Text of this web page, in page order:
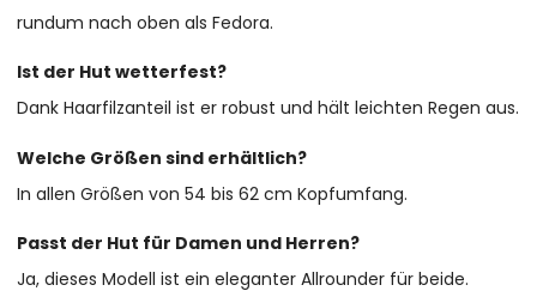
rundum nach oben als Fedora.
Ist der Hut wetterfest?
Dank Haarfilzanteil ist er robust und hält leichten Regen aus.
Welche Größen sind erhältlich?
In allen Größen von 54 bis 62 cm Kopfumfang.
Passt der Hut für Damen und Herren?
Ja, dieses Modell ist ein eleganter Allrounder für beide.